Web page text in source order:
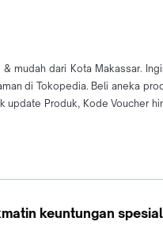
mudah dari Kota Makassar.
di Tokopedia. Beli aneka
Produk, Kode Voucher
keuntungan